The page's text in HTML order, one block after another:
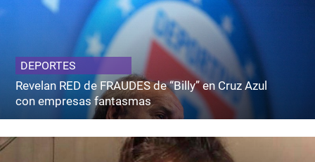
DEPORTES
Revelan RED de FRAUDES de “Billy” en Cruz Azul
con empresas fantasmas